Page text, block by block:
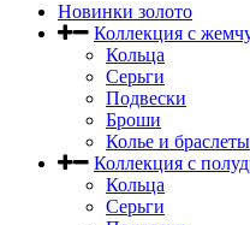
Новинки золото
Коллекция с
Кольца
Серьги
Подвески
Броши
Колье и браслеты
Коллекция с
Кольца
Серьги